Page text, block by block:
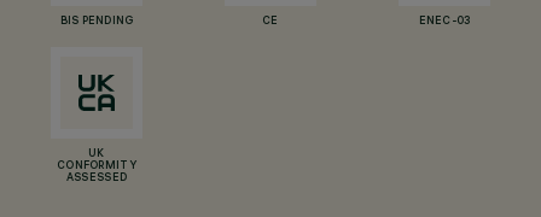
BIS PENDING CE ENEC-03
UK
CONFORMITY
ASSESSED